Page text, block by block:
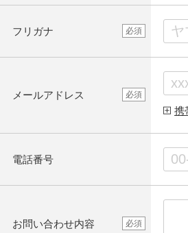
フリガナ 必須
メールアドレス 必須
携
電話番号
お問い合わせ内容 必須